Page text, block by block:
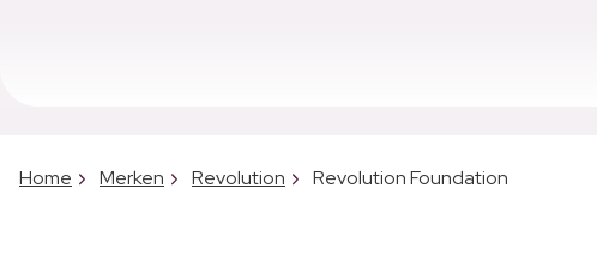
Home Merken Revolution Revolution Foundation